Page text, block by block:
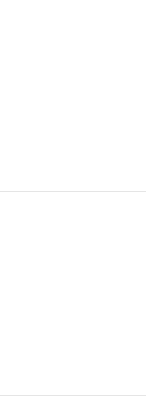
на Euro
Footwear
расположенная в
и…
раздел и
решил обновить
и аксессуаров.